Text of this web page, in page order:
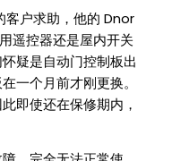
客户求助，他的 Dnor
遥控器还是屋内开关
疑是自动门控制板出
一个月前才刚更换。
即使还在保修期内，